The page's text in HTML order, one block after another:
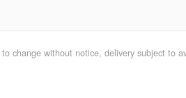
change without notice, delivery subject to